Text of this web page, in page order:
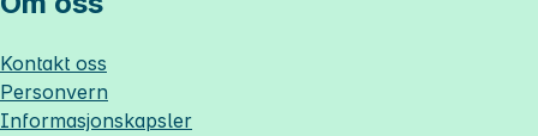
Kontakt oss
Personvern
Informasjonskapsler